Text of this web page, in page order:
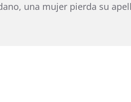
una mujer pierda su